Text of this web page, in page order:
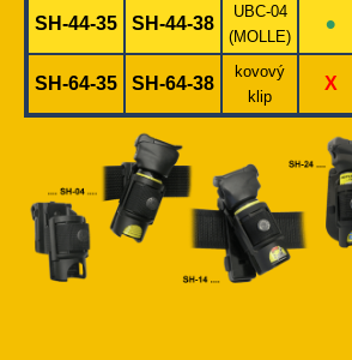
SH-44-35 SH-44-38
UBC-04
(MOLLE)
•
SH-64-35 SH-64-38
kovový
klip
X